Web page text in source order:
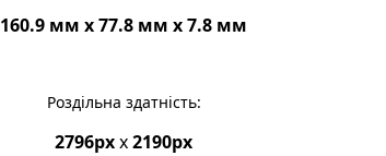
160.9 мм х 77.8 мм х 7.8 мм
Роздільна здатність:
2796pxx2190px